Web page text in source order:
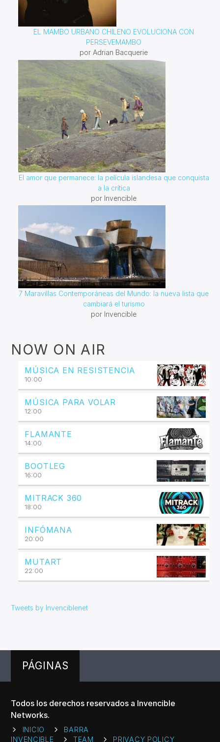
EL MAMBO URBANO CHILENO EVOLUCIONA CON
PERSEVEMAMBO
por Adrian Bacquerie
El amor que permanece: la película islandesa que conquista
a la crítica
por Invencible
7 Maravillas Contemporáneas del Mundo: la nueva lista que
cambiará el turismo
por Invencible
NOW ON AIR
MÚSICA EN RESISTENCIA
10:00
MÚSICA PARA VOLAR
12:00
FLAMANTE
14:00
BOOTLEG
16:00
MITRACK 360
18:00
INFÓMANA
20:00
MUTART
22:00
Tweets by Invenciblenet
PÁGINAS
Todos los derechos reservados a Invencible
Networks.
INICIO
BARRA
INVENCIBLE
TEAM PRIVACY POLICY